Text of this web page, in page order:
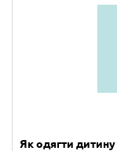
Як одягти